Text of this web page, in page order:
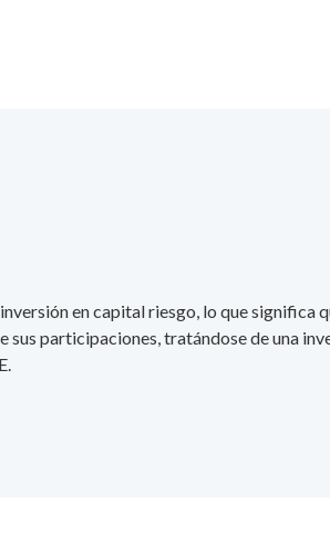
en capital riesgo, lo que significa
participaciones, tratándose de una